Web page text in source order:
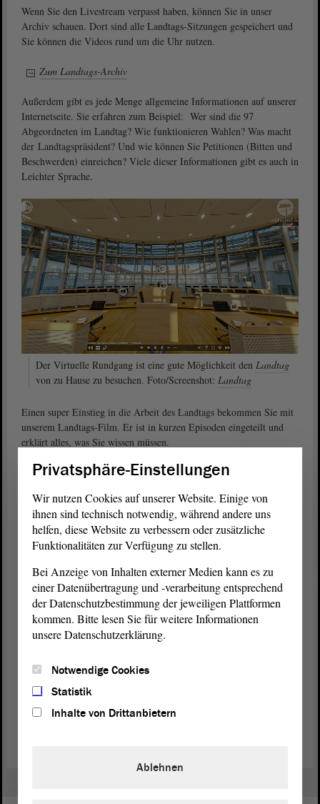
Wenn Sie den Livestream verpasst haben, können Sie in unser
Archiv schauen. Dort sind alle Landtags-Sitzungen gespeichert und
Sie können die Videos rund um die Uhr nutzen.
Zum Landtags-Archiv
Außerdem gibt es jede Menge allgemeine Informationen auf unserer
Internetseite. Sie erfahren zum Beispiel: Wer sind die 97
Abgeordneten im Landtag? Wie funktionieren Wahlen? Was macht
der Landtagspräsident? Und wie können Sie Petitionen (Bitten und
Beschwerden) einreichen? Viele dieser Informationen gibt es auch in
Leichter Sprache.
Der Virtuelle Rundgang ist eine gute Möglichkeit den Landtag
von zu Hause zu besuchen. Foto/Screenshot: Landtag
Einen super Einstieg in die Arbeit des Landtags bekommen Sie mit
unserem Landtags-Film. Er ist in kurzen Episoden eingeteilt und
erklärt alles, was Sie wissen müssen.
Zum Landtags-Film
Der
über das Landesparlament und seine Aufgaben – speziell für
Jugendliche. Grafik: Ideengut
Privatsphäre-Einstellungen
Wir nutzen Cookies auf unserer Website. Einige von
ihnen sind technisch notwendig, während andere uns
helfen, diese Website zu verbessern oder zusätzliche
Funktionalitäten zur Verfügung zu stellen.
Bei Anzeige von Inhalten externer Medien kann es zu
einer Datenübertragung und -verarbeitung entsprechend
der Datenschutzbestimmung der jeweiligen Plattformen
kommen. Bitte lesen Sie für weitere Informationen
unsere Datenschutzerklärung.
Notwendige Cookies
Statistik
Inhalte von Drittanbietern
Ablehnen